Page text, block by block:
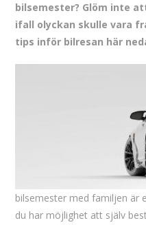
bilsemester? Glöm inte
ifall olyckan skulle vara
tips inför bilresan här
bilsemester med familjen
du har möjlighet att själv